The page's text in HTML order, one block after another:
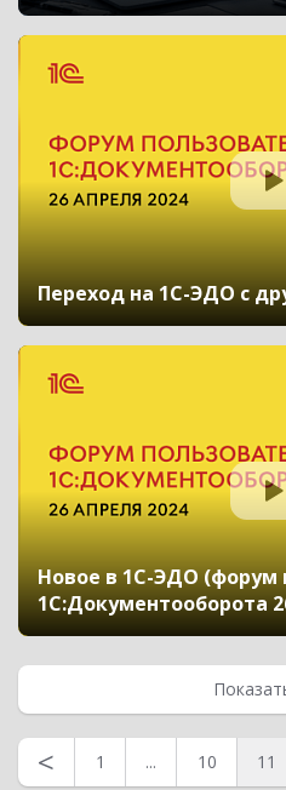
Переход на 1С-ЭДО с
Новое в 1С-ЭДО (форум
1С:Документооборота
< 1 ... 10 11